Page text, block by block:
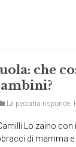
che
La pediatra risponde,
Lo zaino
di mamma